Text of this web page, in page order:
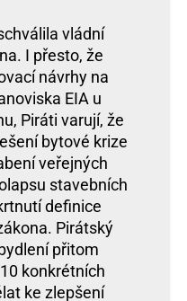
vládní
I přesto, že
návrhy na
EIA u
Piráti varují, že
bytové krize
veřejných
stavebních
definice
Pirátský
přitom
konkrétních
ke zlepšení